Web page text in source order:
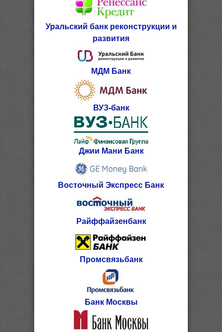
Уральский банк реконструкции и
развития
МДМ Банк
ВУЗ-банк
Джии Мани Банк
Восточный Экспресс Банк
Райффайзенбанк
Промсвязьбанк
Банк Москвы